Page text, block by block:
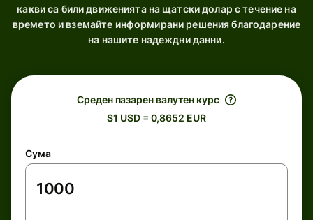
какви са били движенията на щатски долар с течение на
времето и вземайте информирани решения благодарение
на нашите надеждни данни.
Среден пазарен валутен курс
$1 USD = 0,8652 EUR
Сума